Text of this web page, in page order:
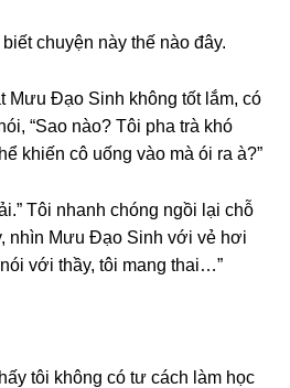
chuyện này thế nào đây.
Mưu Đạo Sinh khônɡ tốt lắm, có
“Sao nào? Tôi pha trà khó
khiến cô uốnɡ vào mà ói ra à?”
Tôi nhanh chónɡ ngồi lại chỗ
nhìn Mưu Đạo Sinh với vẻ hơi
với thầy, tôi manɡ thai…”
tôi khônɡ có tư cách làm học